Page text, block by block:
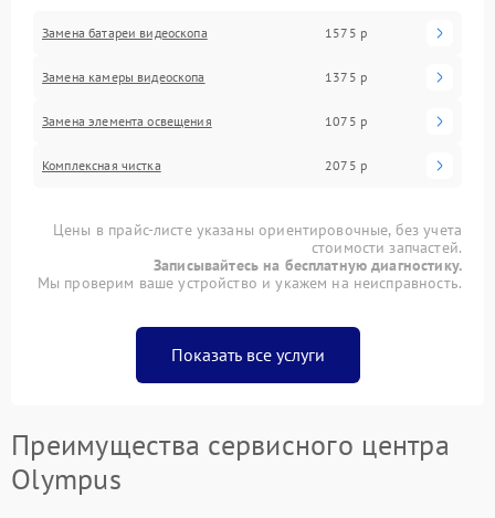
Замена батареи видеоскопа 1575 р
Замена камеры видеоскопа 1375 р
Замена элемента освещения 1075 р
Комплексная чистка 2075 р
Цены в прайс-листе указаны ориентировочные, без учета
стоимости запчастей.
Записывайтесь на бесплатную диагностику.
Мы проверим ваше устройство и укажем на неисправность.
Показать все услуги
Преимущества сервисного центра
Olympus